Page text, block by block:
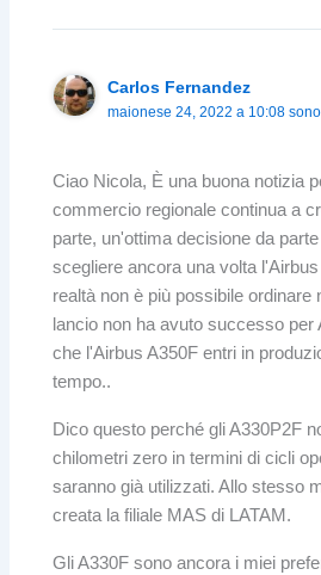
Carlos Fernandez
maionese 24, 2022 a 10:08 sono
Ciao Nicola, È una buona notizia
commercio regionale continua a
parte, un'ottima decisione da
scegliere ancora una volta
realtà non è più possibile ordinare
lancio non ha avuto successo per
che l'Airbus A350F entri in
tempo..
Dico questo perché gli A330P2F
chilometri zero in termini di cicli
saranno già utilizzati. Allo stesso
creata la filiale MAS di LATAM.
Gli A330F sono ancora i miei